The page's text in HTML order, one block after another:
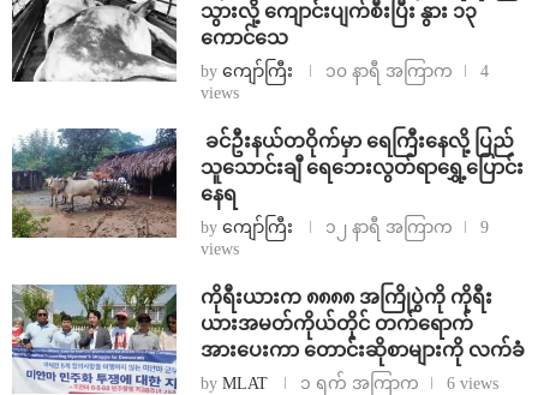
သွားလို့ ကျောင်းပျက်စီးပြီး နွား ၁၃
ကောင်သေ
by ကျော်ကြီး ၁၀ နာရီ အကြာက
4
views
⁩ ⁨ခင်ဦးနယ်တဝိုက်မှာ ရေကြီးနေလို့ ပြည်
သူသောင်းချီ ရေဘေးလွတ်ရာရွှေ့ပြောင်း
နေရ
by ကျော်ကြီး ၁၂ နာရီ အကြာက
9
views
ကိုရီးယားက ၈၈၈၈ အကြိုပွဲကို ကိုရီး
ယားအမတ်ကိုယ်တိုင် တက်ရောက်
အားပေးကာ တောင်းဆိုစာများကို လက်ခံ
by MLAT ၁ ရက် အကြာက 6 views